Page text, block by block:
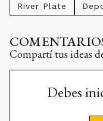
River Plate
Compartí tus ideas
Debes